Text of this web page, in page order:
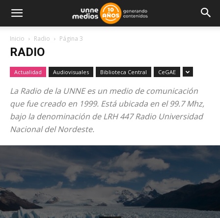
Inicio Radio Página 3
RADIO
Actualidad Audiovisuales Biblioteca Central CeGAE
La Radio de la UNNE es un medio de comunicación
que fue creado en 1999. Está ubicada en el 99.7 Mhz,
bajo la denominación de LRH 447 Radio Universidad
Nacional del Nordeste.